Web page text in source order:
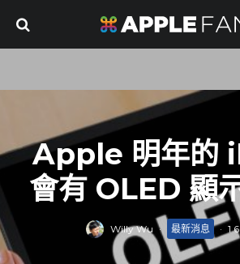
Apple 明年的
會有 OLED 顯
Willy Wu · 最新消息 · 1